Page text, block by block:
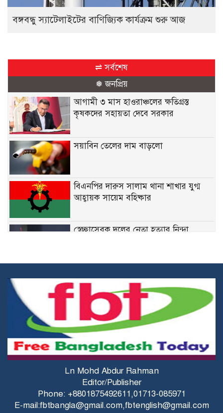
বঙ্গবন্ধু স্যাটেলাইটের বাণিজ্যিক কার্যক্রম শুরু আজ
⇌ সর্বশেষ
❅ জনপ্রিয়
আগামী ৩ মাস হাওরাঞ্চলের ক্ষতিগ্রস্ত
কৃষকদের সহায়তা দেবে সরকার
সয়াবিন তেলের দাম বাড়লো
বিএনপির দারুস সালাম থানা শাখার যুগ্ম
আহ্বায়ক সায়েম বহিষ্কার
স্বেচ্ছাসেবক দলের নেতা হত্যার নিন্দা
নির্দিষ্ট ফেডারেল চাকরিতে ডিগ্রির
বাধ্যবাধকতা তুলে দিতে চান কমলা
কারিগরি শিক্ষার্থীদের উপবৃত্তির জন্য ব্লকড
অ্যাকাউন্ট সংশোধনের নির্দেশনা
মির্জা ফখরুলের সঙ্গে অস্ট্রেলিয়ার ভারপ্রাপ্ত
হাইকমিশনারের বৈঠক
Ln Mohd Abdur Rahman
Editor/Publisher
Phone: +8801875492611,01713-085971
E-mail:fbtbangla@gmail.com,fbtenglish@gmail.com